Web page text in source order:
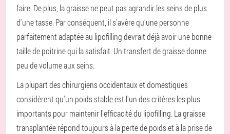
faire. De plus, la graisse ne peut pas agrandir les seins de plus
d'une tasse. Par conséquent, il s'avère qu'une personne
parfaitement adaptée au lipofilling devrait déjà avoir une bonne
taille de poitrine qui la satisfait. Un transfert de graisse donne
peu de volume aux seins.
La plupart des chirurgiens occidentaux et domestiques
considèrent qu'un poids stable est l'un des critères les plus
importants pour maintenir l'efficacité du lipofilling. La graisse
transplantée répond toujours à la perte de poids et à la prise de